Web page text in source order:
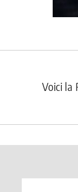
Voici la